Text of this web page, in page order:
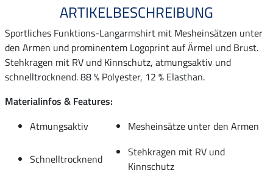
ARTIKELBESCHREIBUNG
Sportliches Funktions-Langarmshirt mit Mesheinsätzen unter
den Armen und prominentem Logoprint auf Ärmel und Brust.
Stehkragen mit RV und Kinnschutz, atmungsaktiv und
schnelltrocknend. 88 % Polyester, 12 % Elasthan.
Materialinfos & Features:
Atmungsaktiv
Mesheinsätze unter den Armen
Schnelltrocknend
Stehkragen mit RV und
Kinnschutz